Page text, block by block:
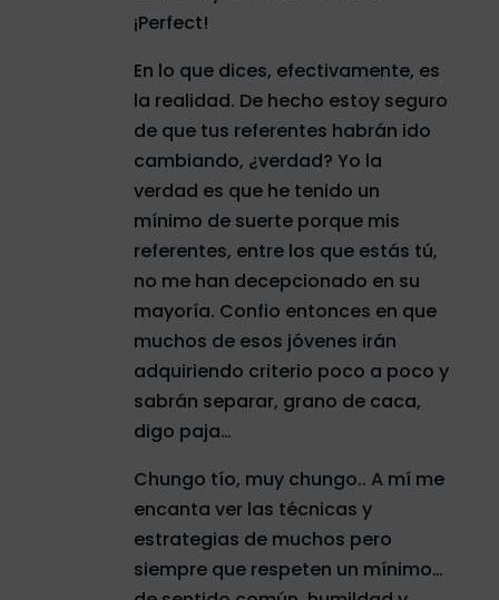
¡Perfect!
En lo que dices, efectivamente, es
la realidad. De hecho estoy seguro
de que tus referentes habrán ido
cambiando, ¿verdad? Yo la
verdad es que he tenido un
mínimo de suerte porque mis
referentes, entre los que estás tú,
no me han decepcionado en su
mayoría. Confio entonces en que
muchos de esos jóvenes irán
adquiriendo criterio poco a poco y
sabrán separar, grano de caca,
digo paja…
Chungo tío, muy chungo.. A mí me
encanta ver las técnicas y
estrategias de muchos pero
siempre que respeten un mínimo…